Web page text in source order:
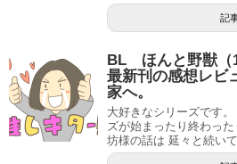
記
BL ほんと野獣
最新刊の感想レビ
家へ。
大好きなシリーズです
ズが始まったり終わっ
坊様の話は 延々と続い